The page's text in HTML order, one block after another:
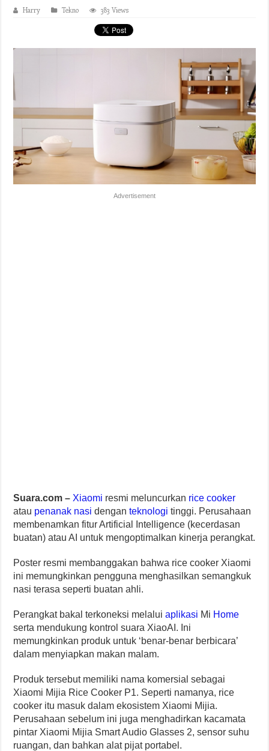
Harry Tekno 383 Views
Advertisement
Suara.com – Xiaomi resmi meluncurkan rice cooker
atau penanak nasi denganteknologi tinggi. Perusahaan
membenamkan fitur Artificial Intelligence (kecerdasan
buatan) atau AI untuk mengoptimalkan kinerja perangkat.
Poster resmi membanggakan bahwa rice cooker Xiaomi
ini memungkinkan pengguna menghasilkan semangkuk
nasi terasa seperti buatan ahli.
Perangkat bakal terkoneksi melaluiaplikasi Mi Home
serta mendukung kontrol suara XiaoAI. Ini
memungkinkan produk untuk ‘benar-benar berbicara’
dalam menyiapkan makan malam.
Produk tersebut memiliki nama komersial sebagai
Xiaomi Mijia Rice Cooker P1. Seperti namanya, rice
cooker itu masuk dalam ekosistem Xiaomi Mijia.
Perusahaan sebelum ini juga menghadirkan kacamata
pintar Xiaomi Mijia Smart Audio Glasses 2, sensor suhu
ruangan, dan bahkan alat pijat portabel.